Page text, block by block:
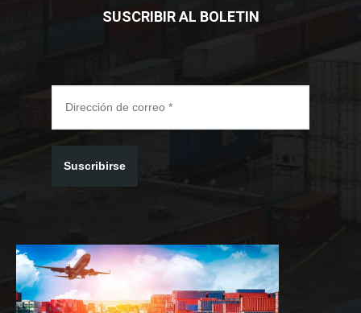
SUSCRIBIR AL BOLETIN
Suscribirse